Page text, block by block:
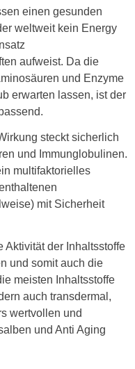
einen gesunden
weltweit kein Energy
aufweist. Da die
und Enzyme
erwarten lassen, ist der
steckt sicherlich
und Immunglobulinen.
multifaktorielles
mit Sicherheit
Aktivität der Inhaltsstoffe
und somit auch die
meisten Inhaltsstoffe
auch transdermal,
wertvollen und
und Anti Aging